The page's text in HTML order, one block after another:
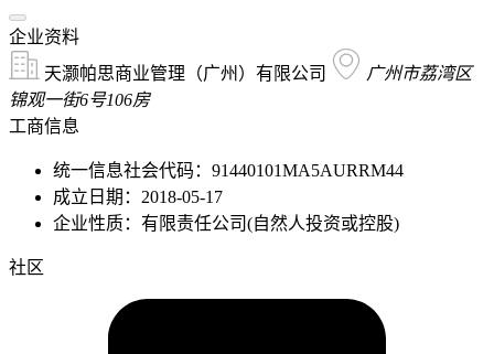
企业资料
天灏帕思商业管理（广州）有限公司
广州市荔湾区
锦观一街6号106房
工商信息
统一信息社会代码：91440101MA5AURRM44
成立日期：2018-05-17
企业性质：有限责任公司(自然人投资或控股)
社区